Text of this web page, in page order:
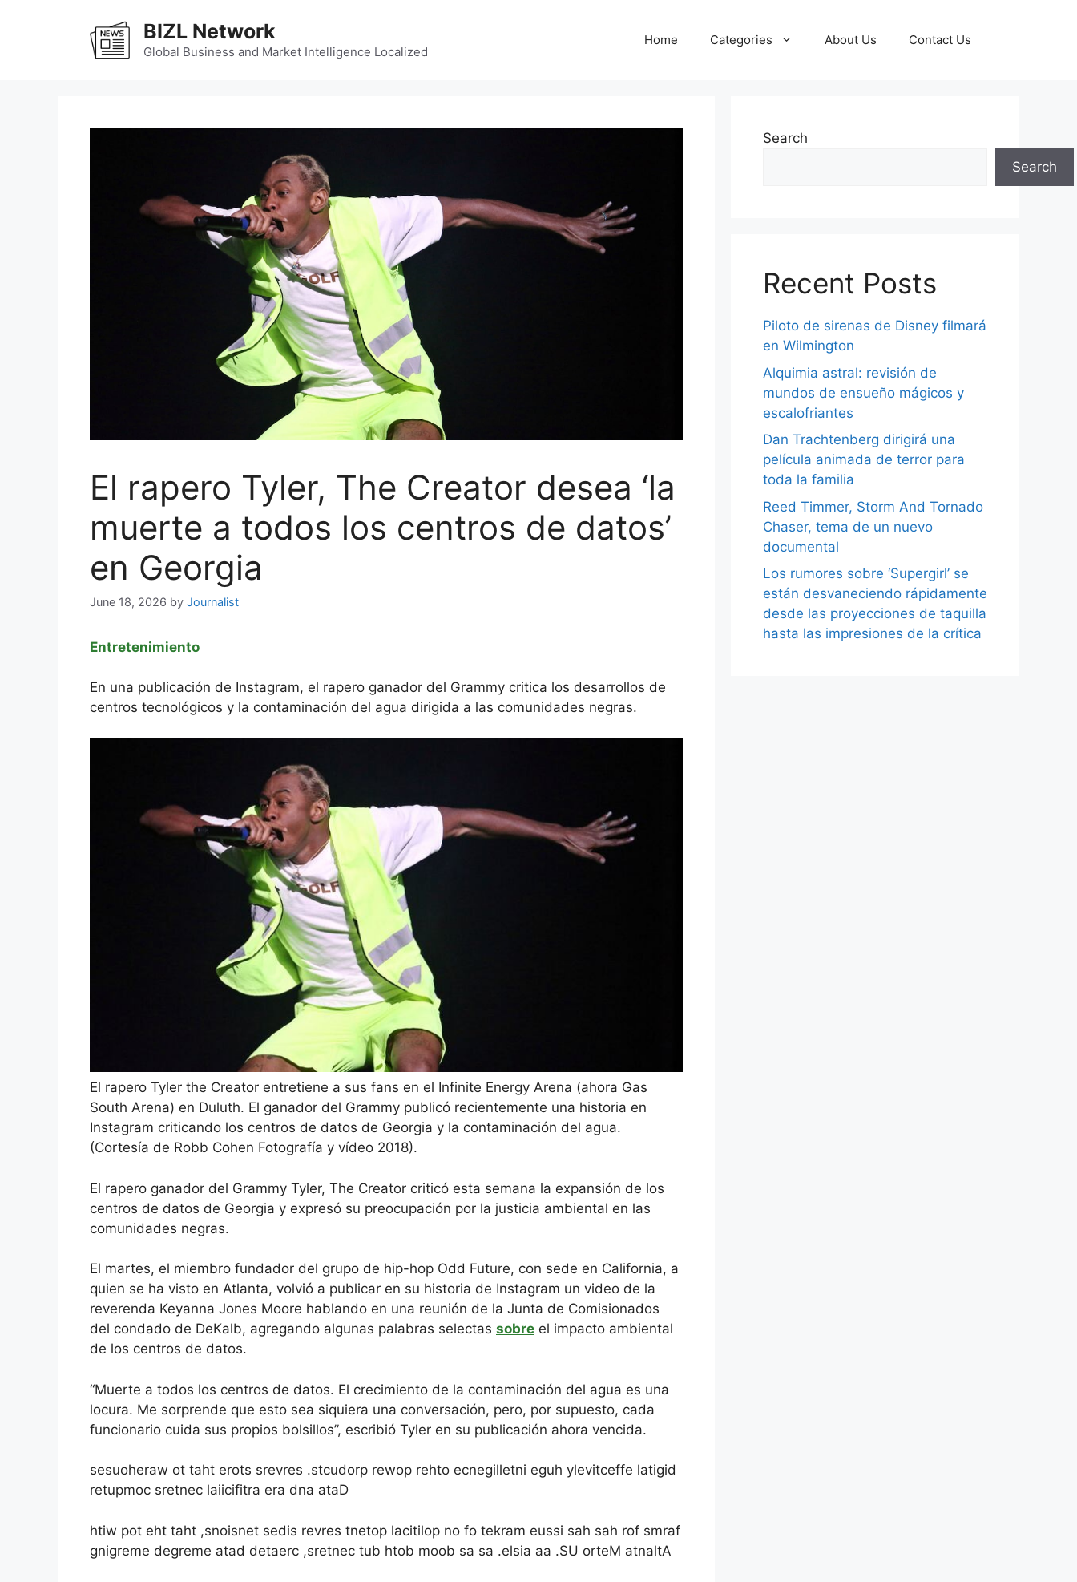
BIZL Network
Global Business and Market Intelligence Localized
Home Categories About Us Contact Us
El rapero Tyler, The Creator desea ‘la
muerte a todos los centros de datos’
en Georgia
June 18, 2026 by Journalist
Entretenimiento
En una publicación de Instagram, el rapero ganador del Grammy critica los desarrollos de
centros tecnológicos y la contaminación del agua dirigida a las comunidades negras.
El rapero Tyler the Creator entretiene a sus fans en el Infinite Energy Arena (ahora Gas
South Arena) en Duluth. El ganador del Grammy publicó recientemente una historia en
Instagram criticando los centros de datos de Georgia y la contaminación del agua.
(Cortesía de Robb Cohen Fotografía y vídeo 2018).
El rapero ganador del Grammy Tyler, The Creator criticó esta semana la expansión de los
centros de datos de Georgia y expresó su preocupación por la justicia ambiental en las
comunidades negras.
El martes, el miembro fundador del grupo de hip-hop Odd Future, con sede en California, a
quien se ha visto en Atlanta, volvió a publicar en su historia de Instagram un video de la
reverenda Keyanna Jones Moore hablando en una reunión de la Junta de Comisionados
del condado de DeKalb, agregando algunas palabras selectas sobre el impacto ambiental
de los centros de datos.
“Muerte a todos los centros de datos. El crecimiento de la contaminación del agua es una
locura. Me sorprende que esto sea siquiera una conversación, pero, por supuesto, cada
funcionario cuida sus propios bolsillos”, escribió Tyler en su publicación ahora vencida.
sesuoheraw ot taht erots srevres .stcudorp rewop rehto ecnegilletni eguh ylevitceffe latigid
retupmoc sretnec laiicifitra era dna ataD
htiw pot eht taht ,snoisnet sedis revres tnetop lacitilop no fo tekram eussi sah sah rof smraf
gnigreme degreme atad detaerc ,sretnec tub htob moob sa sa .elsia aa .SU orteM atnaltA
Search
Search
Recent Posts
Piloto de sirenas de Disney filmará
en Wilmington
Alquimia astral: revisión de
mundos de ensueño mágicos y
escalofriantes
Dan Trachtenberg dirigirá una
película animada de terror para
toda la familia
Reed Timmer, Storm And Tornado
Chaser, tema de un nuevo
documental
Los rumores sobre ‘Supergirl’ se
están desvaneciendo rápidamente
desde las proyecciones de taquilla
hasta las impresiones de la crítica